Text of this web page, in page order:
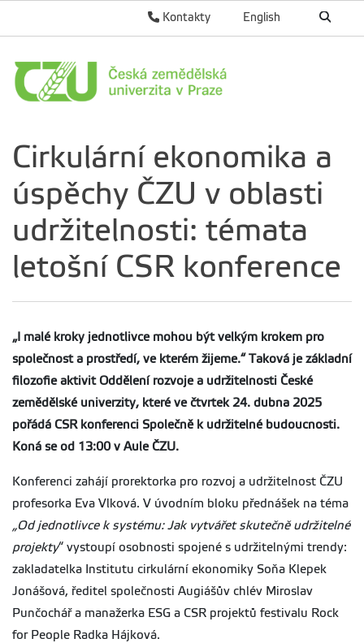
English
Kontakty
Cirkulární ekonomika a
úspěchy ČZU v oblasti
udržitelnosti: témata
letošní CSR konference
„I malé kroky jednotlivce mohou být velkým krokem pro
společnost a prostředí, ve kterém žijeme.“ Taková je základní
filozofie aktivit Oddělení rozvoje a udržitelnosti České
zemědělské univerzity, které ve čtvrtek 24. dubna 2025
pořádá CSR konferenci Společně k udržitelné budoucnosti.
Koná se od 13:00 v Aule ČZU.
Konferenci zahájí prorektorka pro rozvoj a udržitelnost ČZU
profesorka Eva Vlková. V úvodním bloku přednášek na téma
„Od jednotlivce k systému: Jak vytvářet skutečně udržitelné
projekty“ vystoupí osobnosti spojené s udržitelnými trendy:
zakladatelka Institutu cirkulární ekonomiky Soňa Klepek
Jonášová, ředitel společnosti Augiášův chlév Miroslav
Punčochář a manažerka ESG a CSR projektů festivalu Rock
for People Radka Hájková.